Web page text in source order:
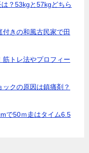
？53kgと57kgどちら
きの和風古民家で田
筋トレ法やプロフィー
ックの原因は鎮痛剤？
で50ｍ走はタイム6.5